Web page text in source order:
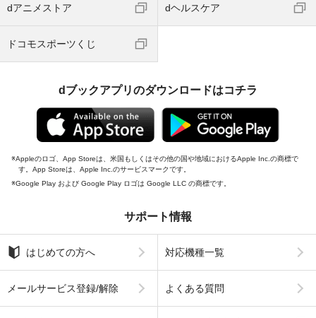
dアニメストア dヘルスケア
ドコモスポーツくじ
dブックアプリのダウンロードはコチラ
Appleのロゴ、App Storeは、米国もしくはその他の国や地域におけるApple Inc.の商標で
す。App Storeは、Apple Inc.のサービスマークです。
Google Play および Google Play ロゴは Google LLC の商標です。
サポート情報
はじめての方へ 対応機種一覧
メールサービス登録/解除 よくある質問